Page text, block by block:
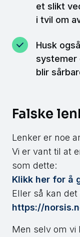
et slikt
i tvil om
Husk
systemer
blir
Falske
Lenker er noe
Vi er vant til at
som dette:
Klikk her for å
Eller så kan
https://
Men selv om vi